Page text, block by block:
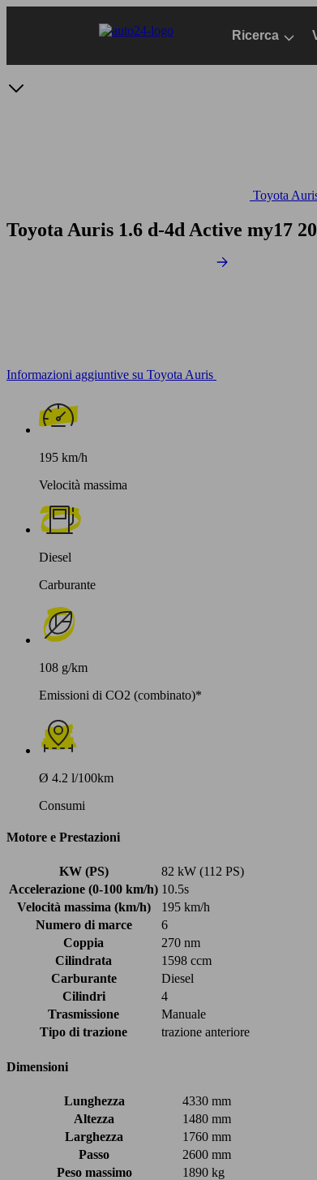
Ricerca
Toyota
Toyota Auris 1.6 d-4d Active my17
Informazioni aggiuntive su Toyota Auris
195 km/h
Velocità massima
Diesel
Carburante
108 g/km
Emissioni di CO2 (combinato)*
Ø 4.2 l/100km
Consumi
Motore e Prestazioni
KW (PS)
82 kW (112 PS)
Accelerazione (0-100 km/h) 10.5s
Velocità massima (km/h)
195 km/h
Numero di marce
6
Coppia
270 nm
Cilindrata
1598 ccm
Carburante
Diesel
Cilindri
4
Trasmissione
Manuale
Tipo di trazione
trazione anteriore
Dimensioni
Lunghezza
4330 mm
Altezza
1480 mm
Larghezza
1760 mm
Passo
2600 mm
Peso massimo
1890 kg